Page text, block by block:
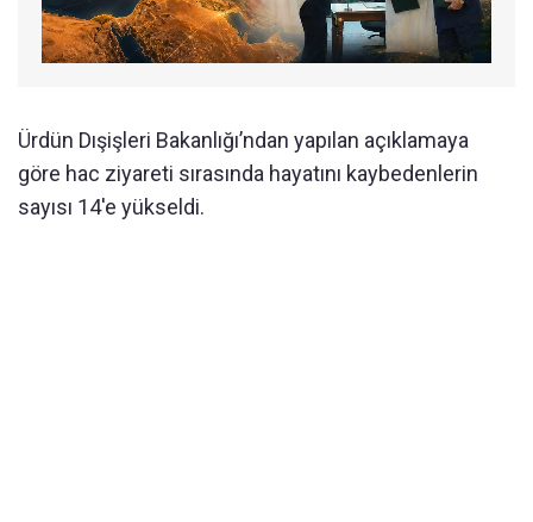
Ürdün Dışişleri Bakanlığı’ndan yapılan açıklamaya
göre hac ziyareti sırasında hayatını kaybedenlerin
sayısı 14'e yükseldi.